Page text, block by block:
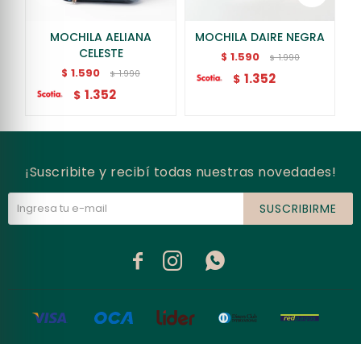
MOCHILA AELIANA
CELESTE
$ 1.590 $ 1.990
$ 1.352
MOCHILA DAIRE NEGRA
$ 1.590 $ 1.990
$ 1.352
¡Suscribite y recibí todas nuestras novedades!
SUSCRIBIRME
  